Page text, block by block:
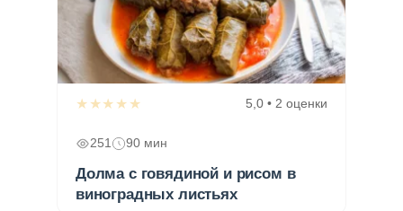
★★★★★ 5,0 • 2 оценки
251 90 мин
Долма с говядиной и рисом в
виноградных листьях